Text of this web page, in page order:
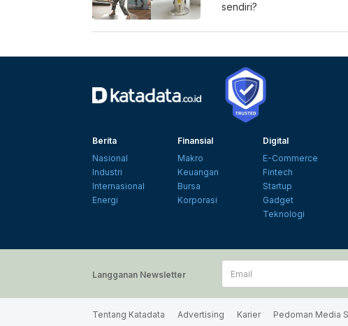
sendiri?
Berita
Nasional
Industri
Internasional
Energi
Finansial
Makro
Keuangan
Bursa
Korporasi
Digital
E-Commerce
Fintech
Startup
Gadget
Teknologi
Langganan Newsletter
Email
Tentang Katadata Advertising Karier Pedoman Media